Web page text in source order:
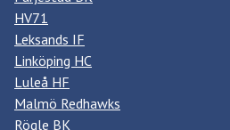
HV71
Leksands IF
Linköping HC
Luleå HF
Malmö Redhawks
Rögle BK